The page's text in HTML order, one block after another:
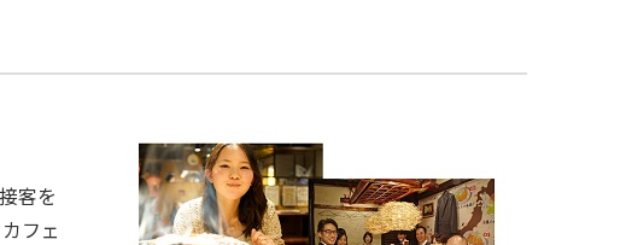
客を
フェ